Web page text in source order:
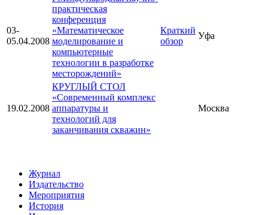
03-
05.04.2008
практическая
конференция
«Математическое
моделирование и
компьютерные
технологии в разработке
месторождений»
Краткий
обзор
Уфа
19.02.2008
КРУГЛЫЙ СТОЛ
«Современный комплекс
аппаратуры и
технологий для
заканчивания скважин»
Москва
Журнал
Издательство
Мероприятия
История